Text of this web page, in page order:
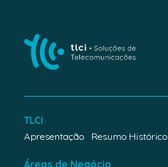
TLCI
Apresentação
Resumo Histórico
Áreas de Negócio